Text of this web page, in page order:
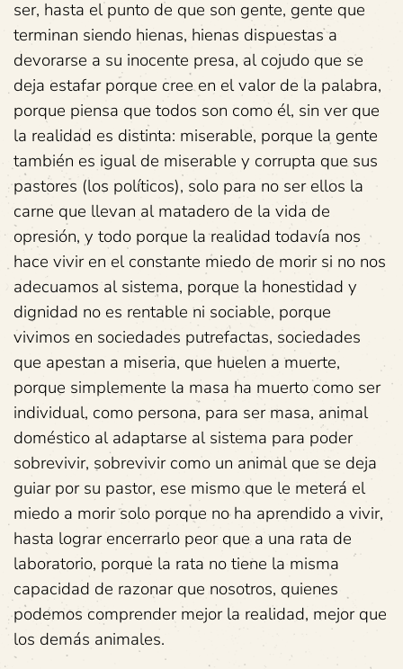
ser, hasta el punto de que son gente, gente que
terminan siendo hienas, hienas dispuestas a
devorarse a su inocente presa, al cojudo que se
deja estafar porque cree en el valor de la palabra,
porque piensa que todos son como él, sin ver que
la realidad es distinta: miserable, porque la gente
también es igual de miserable y corrupta que sus
pastores (los políticos), solo para no ser ellos la
carne que llevan al matadero de la vida de
opresión, y todo porque la realidad todavía nos
hace vivir en el constante miedo de morir si no nos
adecuamos al sistema, porque la honestidad y
dignidad no es rentable ni sociable, porque
vivimos en sociedades putrefactas, sociedades
que apestan a miseria, que huelen a muerte,
porque simplemente la masa ha muerto como ser
individual, como persona, para ser masa, animal
doméstico al adaptarse al sistema para poder
sobrevivir, sobrevivir como un animal que se deja
guiar por su pastor, ese mismo que le meterá el
miedo a morir solo porque no ha aprendido a vivir,
hasta lograr encerrarlo peor que a una rata de
laboratorio, porque la rata no tiene la misma
capacidad de razonar que nosotros, quienes
podemos comprender mejor la realidad, mejor que
los demás animales.